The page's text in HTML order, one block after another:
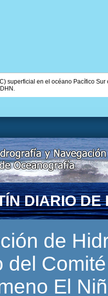
superficial en el océano Pacífico
DIARIO DE
de
del
El